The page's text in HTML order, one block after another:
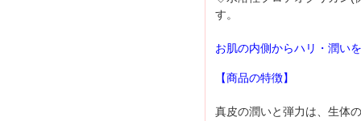
す。
お肌の内側からハリ・潤い
【商品の特徴】
真皮の潤いと弾力は、生体